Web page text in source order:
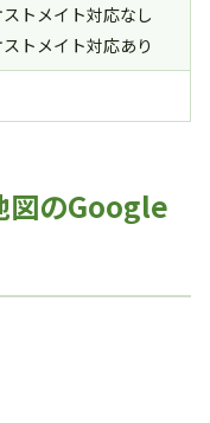
トメイト対応なし
トメイト対応あり
図のGoogle